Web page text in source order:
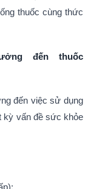
thuốc cùng thức
đến thuốc
đến việc sử dụng
kỳ vấn đề sức khỏe